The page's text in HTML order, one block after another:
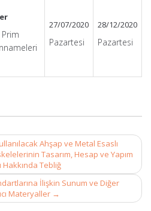
27/07/2020
Pazartesi
28/12/2020
Pazartesi
Ahşap ve Metal Esaslı
Tasarım, Hesap ve Yapım
Hakkında Tebliğ
İlişkin Sunum ve Diğer
Materyaller →